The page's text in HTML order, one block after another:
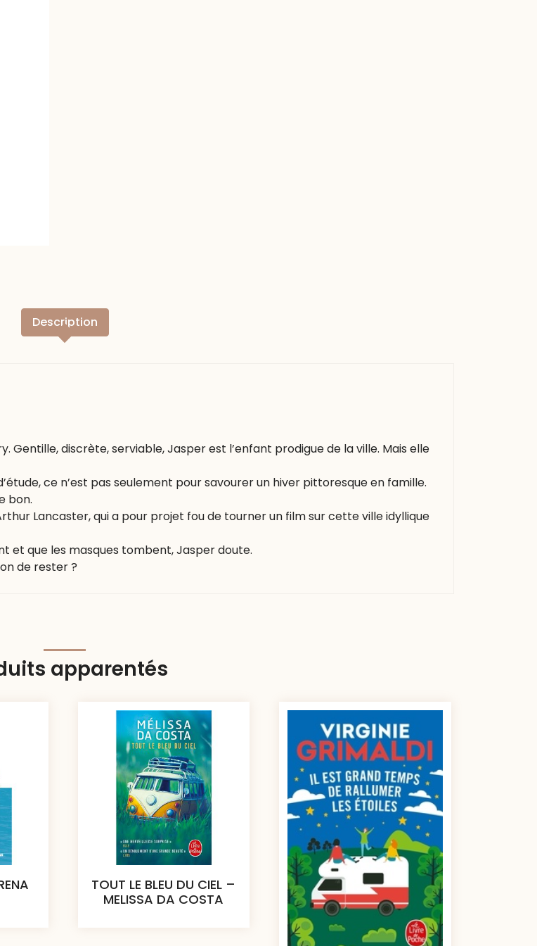
Description
Gentille, discrète, serviable, Jasper est l’enfant prodigue de la ville. Mais elle
ce n’est pas seulement pour savourer un hiver pittoresque en famille.
bon.
Lancaster, qui a pour projet fou de tourner un film sur cette ville idyllique
et que les masques tombent, Jasper doute.
de rester ?
apparentés
TOUT LE BLEU DU CIEL –
MELISSA DA COSTA